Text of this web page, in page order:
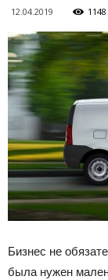
12.04.2019 1148
Бизнес не
была нужен